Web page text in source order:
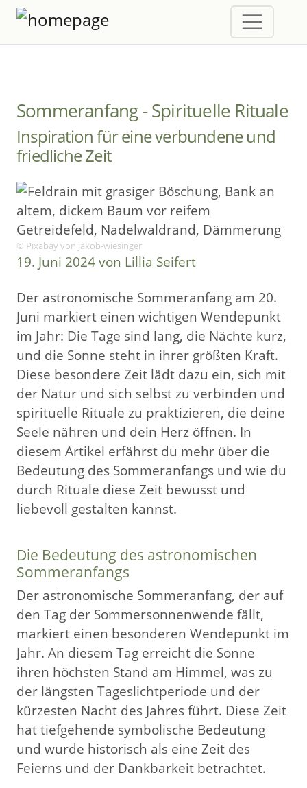
Sommeranfang - Spirituelle Rituale
Inspiration für eine verbundene und
friedliche Zeit
© Pixabay von jakob-wiesinger
19. Juni 2024 von Lillia Seifert
Der astronomische Sommeranfang am 20.
Juni markiert einen wichtigen Wendepunkt
im Jahr: Die Tage sind lang, die Nächte kurz,
und die Sonne steht in ihrer größten Kraft.
Diese besondere Zeit lädt dazu ein, sich mit
der Natur und sich selbst zu verbinden und
spirituelle Rituale zu praktizieren, die deine
Seele nähren und dein Herz öffnen. In
diesem Artikel erfährst du mehr über die
Bedeutung des Sommeranfangs und wie du
durch Rituale diese Zeit bewusst und
liebevoll gestalten kannst.
Die Bedeutung des astronomischen
Sommeranfangs
Der astronomische Sommeranfang, der auf
den Tag der Sommersonnenwende fällt,
markiert einen besonderen Wendepunkt im
Jahr. An diesem Tag erreicht die Sonne
ihren höchsten Stand am Himmel, was zu
der längsten Tageslichtperiode und der
kürzesten Nacht des Jahres führt. Diese Zeit
hat tiefgehende symbolische Bedeutung
und wurde historisch als eine Zeit des
Feierns und der Dankbarkeit betrachtet.